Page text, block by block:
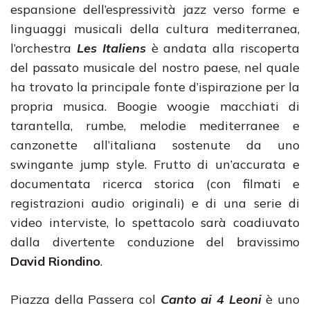
espansione dell’espressività jazz verso forme e
linguaggi musicali della cultura mediterranea,
l’orchestra Les Italiensè andata alla riscoperta
del passato musicale del nostro paese, nel quale
ha trovato la principale fonte d’ispirazione per la
propria musica. Boogie woogie macchiati di
tarantella, rumbe, melodie mediterranee e
canzonette all’italiana sostenute da uno
swingante jump style. Frutto di un’accurata e
documentata ricerca storica (con filmati e
registrazioni audio originali) e di una serie di
video interviste, lo spettacolo sarà coadiuvato
dalla divertente conduzione del bravissimo
David Riondino.
Piazza della Passera col Canto ai 4 Leoniè uno